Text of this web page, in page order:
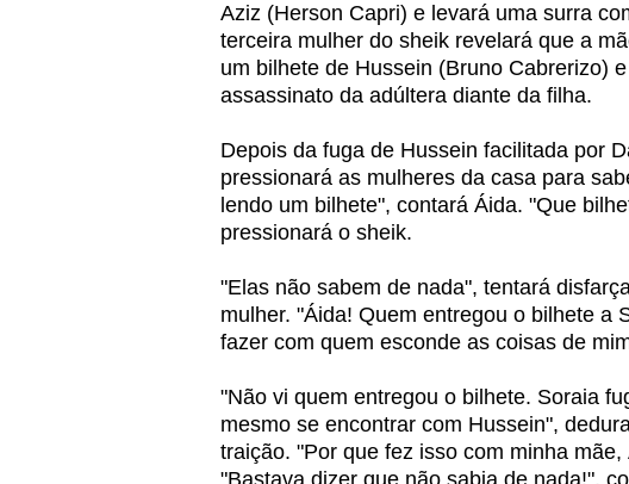
Aziz (Herson Capri) e levará uma surra
terceira mulher do sheik revelará que a
um bilhete de Hussein (Bruno Cabrerizo)
assassinato da adúltera diante da filha.
Depois da fuga de Hussein facilitada por
pressionará as mulheres da casa para
lendo um bilhete", contará Áida. "Que
pressionará o sheik.
"Elas não sabem de nada", tentará
mulher. "Áida! Quem entregou o bilhete a
fazer com quem esconde as coisas de
"Não vi quem entregou o bilhete. Soraia
mesmo se encontrar com Hussein",
traição. "Por que fez isso com minha
"Bastava dizer que não sabia de nada!",